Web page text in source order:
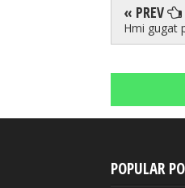
« PREV
Hmi gugat
POPULAR